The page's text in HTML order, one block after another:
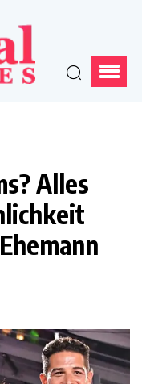
Alles